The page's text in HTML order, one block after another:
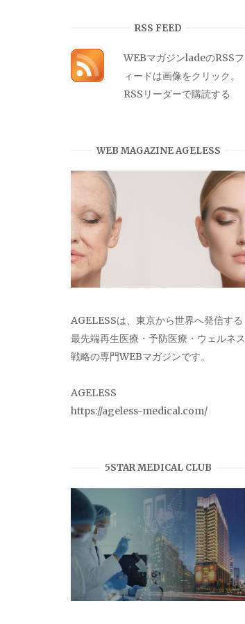
RSS FEED
WEBマガジンladeのRSSフ
ィードは画像をクリック。
RSSリーダーで購読する
WEB MAGAZINE AGELESS
AGELESSは、東京から世界へ発信する
最先端再生医療・予防医療・ウェルネス
戦略の専門WEBマガジンです。
AGELESS
https://ageless-medical.com/
5STAR MEDICAL CLUB